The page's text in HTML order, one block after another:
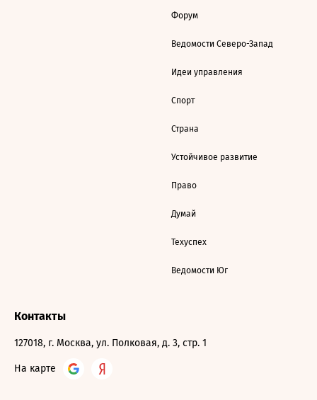
Форум
Ведомости Северо-Запад
Идеи управления
Спорт
Страна
Устойчивое развитие
Право
Думай
Техуспех
Ведомости Юг
Контакты
127018, г. Москва, ул. Полковая, д. 3, стр. 1
На карте